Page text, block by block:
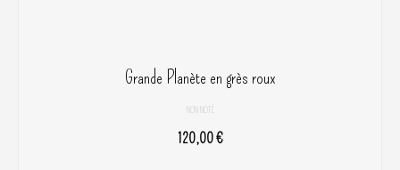
Grande Planète en grès roux
NON NOTÉ
120,00€